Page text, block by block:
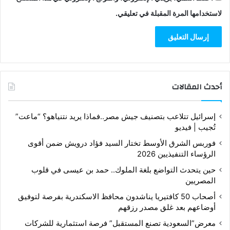
لاستخدامها المرة المقبلة في تعليقي.
أحدث المقالات
إسرائيل تتلاعب بتصنيف جيش مصر..فماذا يريد نتنياهو؟ “ماعت”
تُجيب | فيديو
فوربس الشرق الأوسط تختار السيد فؤاد درويش ضمن أقوى
الرؤساء التنفيذيين 2026
حين يتحدث التواضع بلغة الملوك.. حمد بن عيسى في قلوب
المصريين
أصحاب 50 كافتيريا يناشدون محافظ الاسكندرية بفرصة لتوفيق
أوضاعهم بعد غلق مصدر رزقهم
معرض”السعودية تصنع المستقبل” فرصة استثمارية للشركات